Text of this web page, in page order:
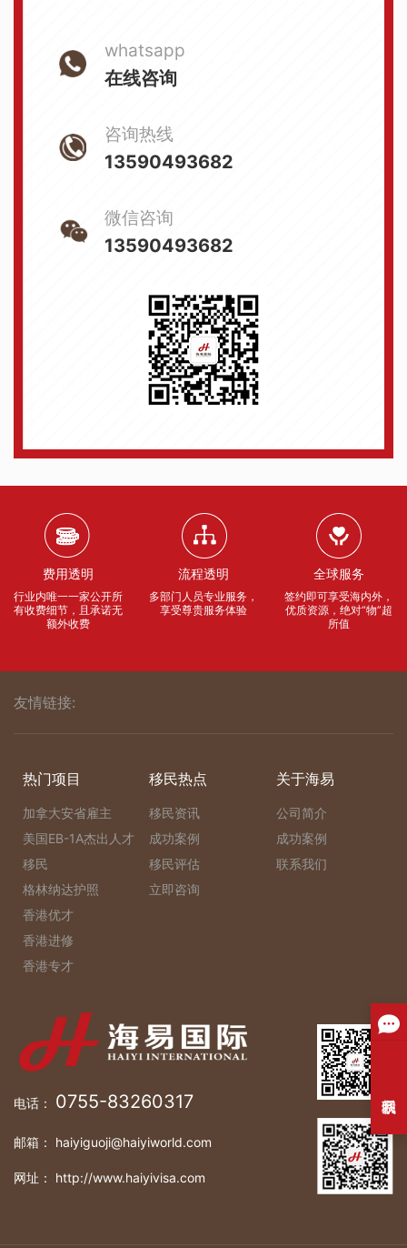
whatsapp
在线咨询
咨询热线
13590493682
微信咨询
13590493682
费用透明
行业内唯一一家公开所
有收费细节，且承诺无
额外收费
流程透明
多部门人员专业服务，
享受尊贵服务体验
全球服务
签约即可享受海内外，
优质资源，绝对“物”超
所值
友情链接:
热门项目
加拿大安省雇主
美国EB-1A杰出人才
移民
格林纳达护照
香港优才
香港进修
香港专才
移民热点
移民资讯
成功案例
移民评估
立即咨询
关于海易
公司简介
成功案例
联系我们
电话： 0755-83260317
邮箱： haiyiguoji@haiyiworld.com
网址： http://www.haiyivisa.com